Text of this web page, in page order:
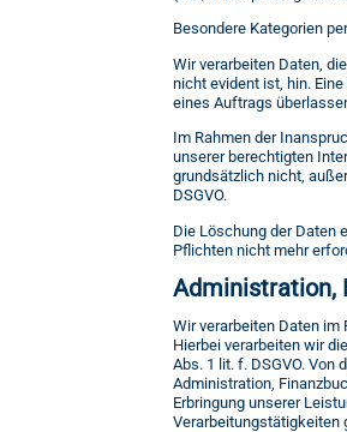
Besondere Kategorien
Wir verarbeiten Daten,
nicht evident ist, hin.
eines Auftrags
Im Rahmen der
unserer berechtigten
grundsätzlich nicht,
DSGVO.
Die Löschung der Daten
Pflichten nicht mehr
Administration,
Wir verarbeiten Daten
Hierbei verarbeiten wir
Abs. 1 lit. f. DSGVO.
Administration,
Erbringung unserer
Verarbeitungstätigkeiten